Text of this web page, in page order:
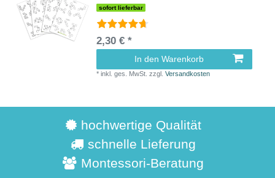
sofort lieferbar
2,30 € *
In den Warenkorb
*inkl. ges. MwSt. zzgl.Versandkosten
hochwertige Qualität
schnelle Lieferung
Montessori-Beratung